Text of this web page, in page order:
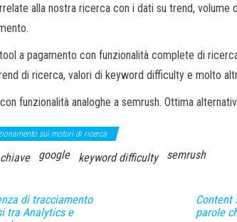
alla nostra ricerca con i dati su trend, volume
a pagamento con funzionalità complete di
di ricerca, valori di keyword difficulty e molto
funzionalità analoghe a semrush. Ottima
sui motori di ricerca
google keyword difficulty semrush
di tracciamento
tra Analytics e
Content
parole